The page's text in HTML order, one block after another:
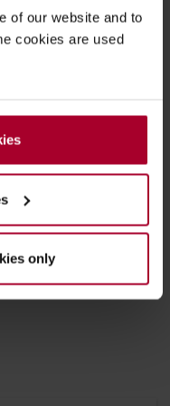
of our website and to
cookies are used
only
wij
conform de
de